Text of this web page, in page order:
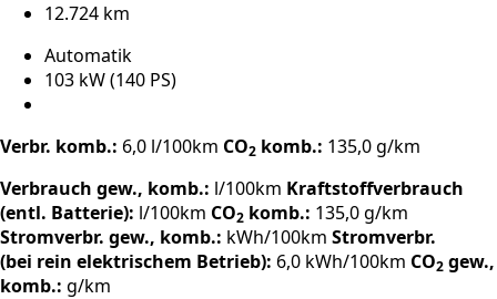
12.724 km
Automatik
103 kW (140 PS)
Verbr. komb.: 6,0 l/100km CO2 komb.: 135,0 g/km
Verbrauch gew., komb.: l/100km Kraftstoffverbrauch
(entl. Batterie): l/100km CO2 komb.: 135,0 g/km
Stromverbr. gew., komb.: kWh/100km Stromverbr.
(bei rein elektrischem Betrieb): 6,0 kWh/100km CO2 gew.,
komb.: g/km